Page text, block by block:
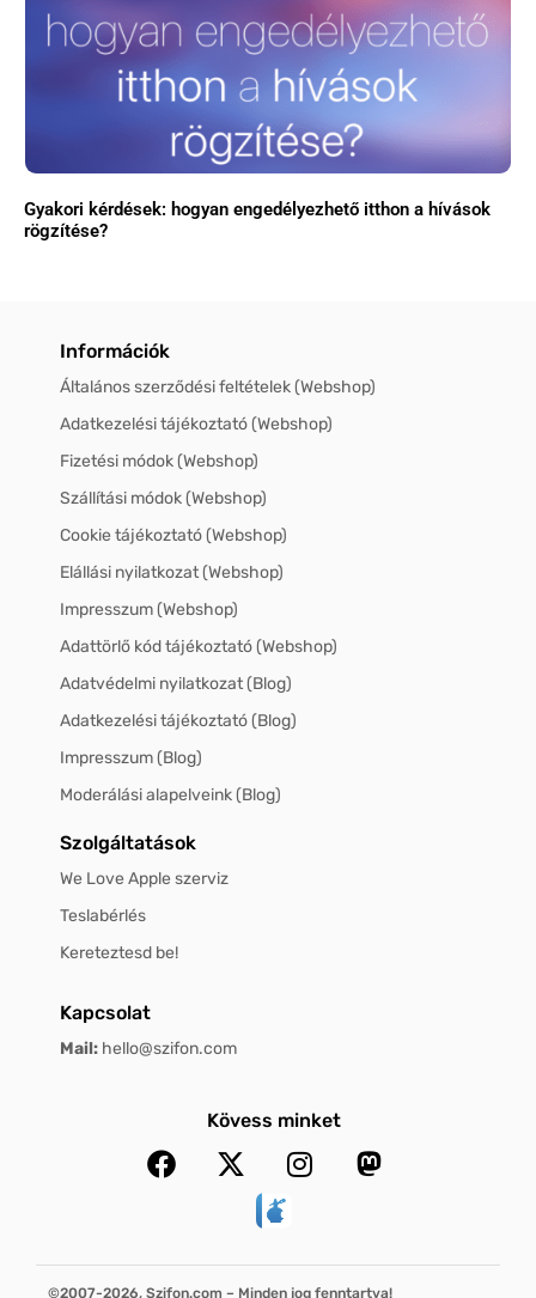
Gyakori kérdések: hogyan engedélyezhető itthon a hívások
rögzítése?
Információk
Általános szerződési feltételek (Webshop)
Adatkezelési tájékoztató (Webshop)
Fizetési módok (Webshop)
Szállítási módok (Webshop)
Cookie tájékoztató (Webshop)
Elállási nyilatkozat (Webshop)
Impresszum (Webshop)
Adattörlő kód tájékoztató (Webshop)
Adatvédelmi nyilatkozat (Blog)
Adatkezelési tájékoztató (Blog)
Impresszum (Blog)
Moderálási alapelveink (Blog)
Szolgáltatások
We Love Apple szerviz
Teslabérlés
Kereteztesd be!
Kapcsolat
Mail: hello@szifon.com
Kövess minket
©2007-2026, Szifon.com – Minden jog fenntartva!